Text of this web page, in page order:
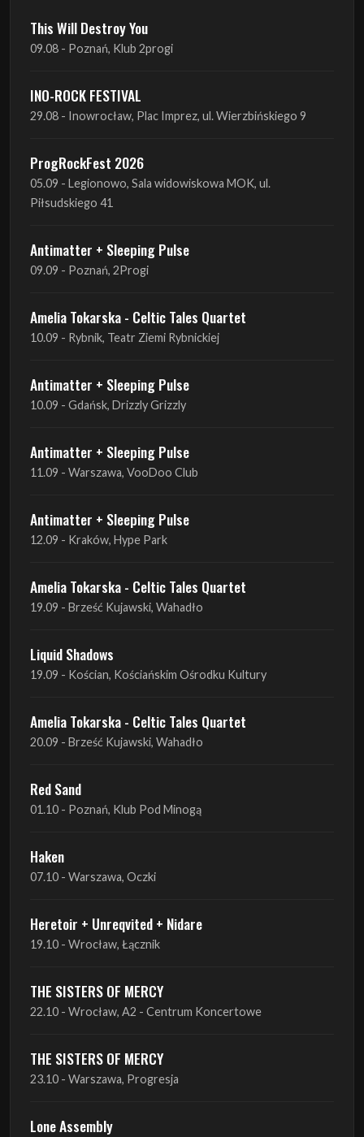
This Will Destroy You
09.08 - Poznań, Klub 2progi
INO-ROCK FESTIVAL
29.08 - Inowrocław, Plac Imprez, ul. Wierzbińskiego 9
ProgRockFest 2026
05.09 - Legionowo, Sala widowiskowa MOK, ul.
Piłsudskiego 41
Antimatter + Sleeping Pulse
09.09 - Poznań, 2Progi
Amelia Tokarska - Celtic Tales Quartet
10.09 - Rybnik, Teatr Ziemi Rybnickiej
Antimatter + Sleeping Pulse
10.09 - Gdańsk, Drizzly Grizzly
Antimatter + Sleeping Pulse
11.09 - Warszawa, VooDoo Club
Antimatter + Sleeping Pulse
12.09 - Kraków, Hype Park
Amelia Tokarska - Celtic Tales Quartet
19.09 - Brześć Kujawski, Wahadło
Liquid Shadows
19.09 - Kościan, Kościańskim Ośrodku Kultury
Amelia Tokarska - Celtic Tales Quartet
20.09 - Brześć Kujawski, Wahadło
Red Sand
01.10 - Poznań, Klub Pod Minogą
Haken
07.10 - Warszawa, Oczki
Heretoir + Unreqvited + Nidare
19.10 - Wrocław, Łącznik
THE SISTERS OF MERCY
22.10 - Wrocław, A2 - Centrum Koncertowe
THE SISTERS OF MERCY
23.10 - Warszawa, Progresja
Lone Assembly